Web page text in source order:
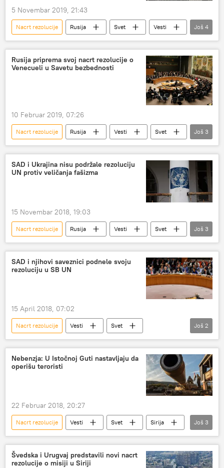
5 Novembar 2019, 21:43
Nacrt rezolucije Rusija Svet
Vesti
UN
raspoređivanje
naoružavanje kosmosa
Svemir
Još 4
Rusija priprema svoj nacrt rezolucije o
Venecueli u Savetu bezbednosti
10 Februar 2019, 07:26
Nacrt rezolucije Rusija Vesti
Svet
Venecuela
Savet bezbednosti UN
pokušaj državnog prevrata u Venecueli
Još 3
SAD i Ukrajina nisu podržale rezoluciju
UN protiv veličanja fašizma
15 Novembar 2018, 19:03
Nacrt rezolucije Rusija Vesti
Svet
Ukrajina
Generalna skupština UN
fašizam
Još 3
SAD i njihovi saveznici podnele svoju
rezoluciju u SB UN
15 April 2018, 07:02
Nacrt rezolucije Vesti
Svet
Savet bezbednosti UN
vojna operacija u Siriji
Još 2
Nebenzja: U Istočnoj Guti nastavljaju da
operišu teroristi
22 Februar 2018, 20:27
Nacrt rezolucije Vesti Svet
Sirija
Istočna Guta
Vasilij Nebenzja
Savet bezbednosti UN
Još 3
Švedska i Urugvaj predstavili novi nacrt
rezolucije o misiji u Siriji